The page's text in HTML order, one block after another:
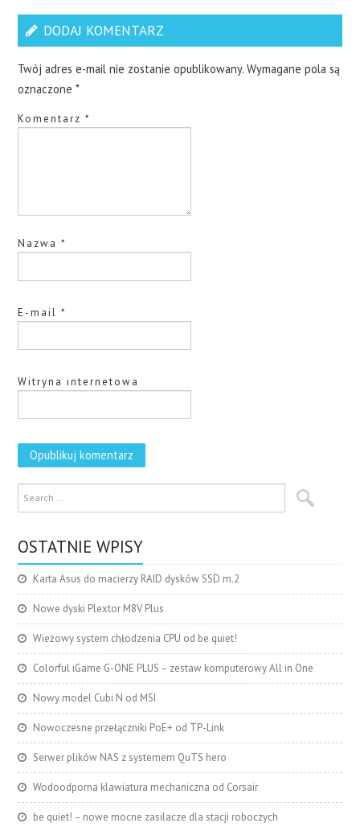
DODAJ KOMENTARZ
Twój adres e-mail nie zostanie opublikowany. Wymagane pola są
oznaczone*
Komentarz*
Nazwa*
E-mail*
Witryna internetowa
OSTATNIE WPISY
Karta Asus do macierzy RAID dysków SSD m.2
Nowe dyski Plextor M8V Plus
Wieżowy system chłodzenia CPU od be quiet!
Colorful iGame G-ONE PLUS – zestaw komputerowy All in One
Nowy model Cubi N od MSI
Nowoczesne przełączniki PoE+ od TP-Link
Serwer plików NAS z systemem QuTS hero
Wodoodporna klawiatura mechaniczna od Corsair
be quiet! – nowe mocne zasilacze dla stacji roboczych